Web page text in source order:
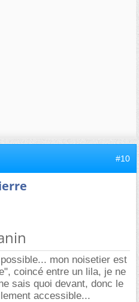
#10
mon noisetier est
coincé entre un lila, je ne
sais quoi devant, donc le
accessible...